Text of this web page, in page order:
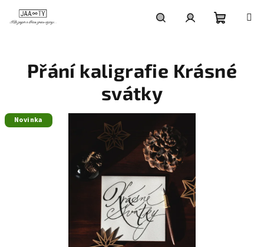
košík
Přání kaligrafie Krásné
svátky
Novinka